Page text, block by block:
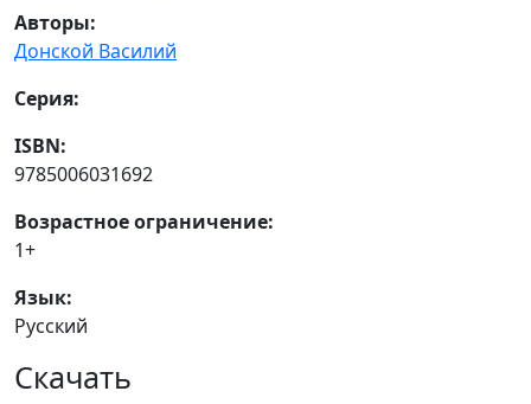
Авторы:
Донской Василий
Серия:
ISBN:
9785006031692
Возрастное ограничение:
1+
Язык:
Русский
Скачать